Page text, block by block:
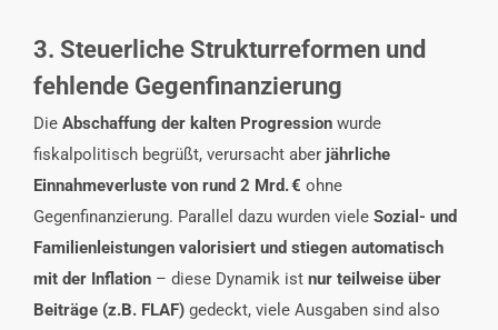
3. Steuerliche Strukturreformen und
fehlende Gegenfinanzierung
Die Abschaffung der kalten Progression wurde
fiskalpolitisch begrüßt, verursacht aber jährliche
Einnahmeverluste von rund 2 Mrd.€ ohne
Gegenfinanzierung. Parallel dazu wurden viele Sozial- und
Familienleistungen valorisiert und stiegen automatisch
mit der Inflation – diese Dynamik ist nur teilweise über
Beiträge (z.B. FLAF) gedeckt, viele Ausgaben sind also